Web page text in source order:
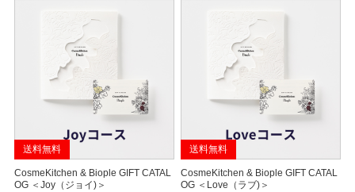
送料無料
CosmeKitchen & Biople GIFT CATAL
OG ＜Joy（ジョイ)＞
送料無料
CosmeKitchen & Biople GIFT CATAL
OG ＜Love（ラブ)＞